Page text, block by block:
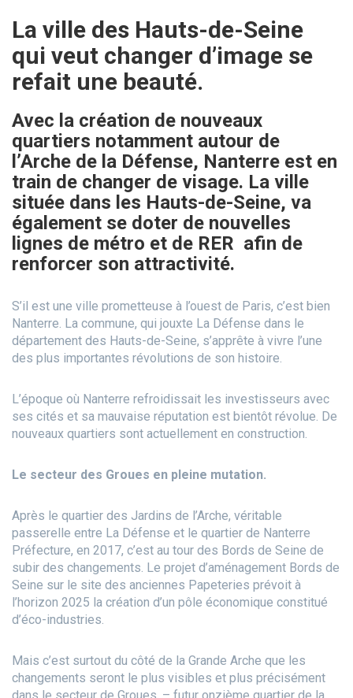
La ville des Hauts-de-Seine
qui veut changer d’image se
refait une beauté.
Avec la création de nouveaux
quartiers notamment autour de
l’Arche de la Défense, Nanterre est en
train de changer de visage. La ville
située dans les Hauts-de-Seine, va
également se doter de nouvelles
lignes de métro et de RER afin de
renforcer son attractivité.
S’il est une ville prometteuse à l’ouest de Paris, c’est bien
Nanterre. La commune, qui jouxte La Défense dans le
département des Hauts-de-Seine, s’apprête à vivre l’une
des plus importantes révolutions de son histoire.
L’époque où Nanterre refroidissait les investisseurs avec
ses cités et sa mauvaise réputation est bientôt révolue. De
nouveaux quartiers sont actuellement en construction.
Le secteur des Groues en pleine mutation.
Après le quartier des Jardins de l’Arche, véritable
passerelle entre La Défense et le quartier de Nanterre
Préfecture, en 2017, c’est au tour des Bords de Seine de
subir des changements. Le projet d’aménagement Bords de
Seine sur le site des anciennes Papeteries prévoit à
l’horizon 2025 la création d’un pôle économique constitué
d’éco-industries.
Mais c’est surtout du côté de la Grande Arche que les
changements seront le plus visibles et plus précisément
dans le secteur de Groues, – futur onzième quartier de la